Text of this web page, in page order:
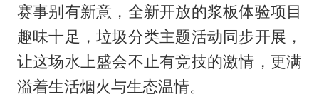
赛事别有新意，全新开放的浆板体验项目
趣味十足，垃圾分类主题活动同步开展，
让这场水上盛会不止有竞技的激情，更满
溢着生活烟火与生态温情。